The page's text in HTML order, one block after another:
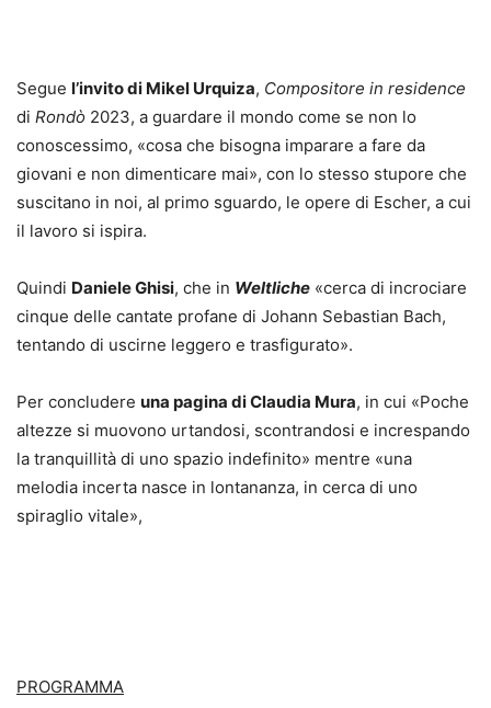
Segue l’invito di Mikel Urquiza, Compositore in residence
di Rondò 2023, a guardare il mondo come se non lo
conoscessimo, «cosa che bisogna imparare a fare da
giovani e non dimenticare mai», con lo stesso stupore che
suscitano in noi, al primo sguardo, le opere di Escher, a cui
il lavoro si ispira.
Quindi Daniele Ghisi, che in Weltliche «cerca di incrociare
cinque delle cantate profane di Johann Sebastian Bach,
tentando di uscirne leggero e trasfigurato».
Per concludere una pagina di Claudia Mura, in cui «Poche
altezze si muovono urtandosi, scontrandosi e increspando
la tranquillità di uno spazio indefinito» mentre «una
melodia incerta nasce in lontananza, in cerca di uno
spiraglio vitale»,
PROGRAMMA